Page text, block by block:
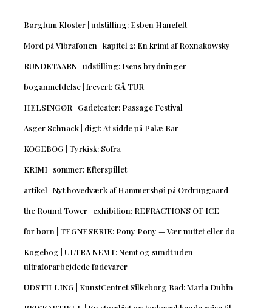
Børglum Kloster | udstilling: Esben Hanefelt
Mord på Vibrafonen | kapitel 2: En krimi af Roxnakowsky
RUNDETAARN | udstilling: Isens brydninger
boganmeldelse | frevert: GÅ TUR
HELSINGØR | Gadeteater: Passage Festival
Asger Schnack | digt: At sidde på Palæ Bar
KOGEBOG | Tyrkisk: Sofra
KRIMI | sommer: Efterspillet
artikel | Nyt hovedværk af Hammershøi på Ordrupgaard
the Round Tower | exhibition: REFRACTIONS OF ICE
for børn | TEGNESERIE: Pony Pony — Vær nuttet eller dø
Kogebog | ULTRA NEMT: Nemt og sundt uden
ultraforarbejdede fødevarer
UDSTILLING | KunstCentret Silkeborg Bad: Maria Dubin